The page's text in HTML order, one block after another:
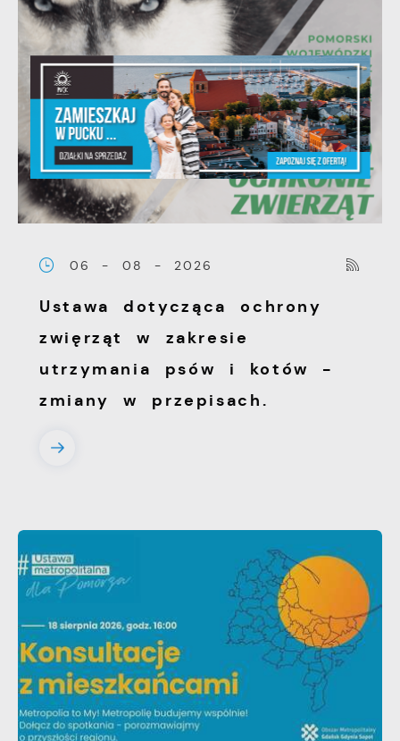
06 - 08 - 2026
Ustawa dotycząca ochrony
zwięrząt w zakresie
utrzymania psów i kotów -
zmiany w przepisach.